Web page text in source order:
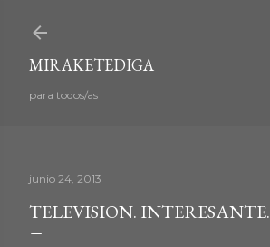
MIRAKETEDIGA
para todos/as
junio 24, 2013
TELEVISION. INTERESANTE.